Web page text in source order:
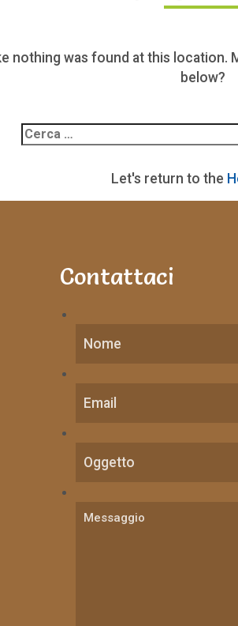
nothing was found at this location.
below?
per:
Let's return to the
Contattaci